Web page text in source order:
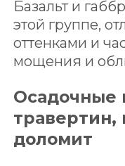
Базальт и
этой группе,
оттенками и
мощения и
Осадочные
травертин,
доломит